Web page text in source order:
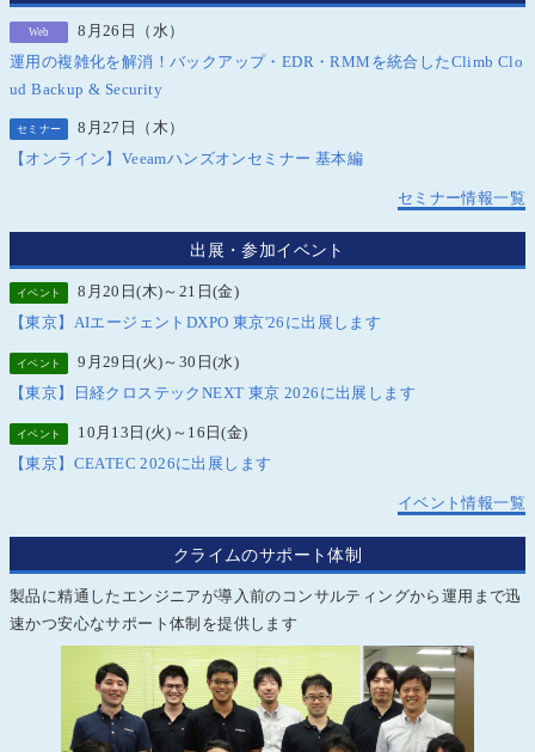
Web
8月26日（水）
運用の複雑化を解消！バックアップ・EDR・RMMを統合したClimb Clo
ud Backup & Security
セミナー
8月27日（木）
【オンライン】Veeamハンズオンセミナー 基本編
セミナー情報一覧
出展・参加イベント
イベント
8月20日(木)～21日(金)
【東京】AIエージェントDXPO 東京'26に出展します
イベント
9月29日(火)～30日(水)
【東京】日経クロステックNEXT 東京 2026に出展します
イベント
10月13日(火)～16日(金)
【東京】CEATEC 2026に出展します
イベント情報一覧
クライムのサポート体制
製品に精通したエンジニアが導入前のコンサルティングから運用まで迅
速かつ安心なサポート体制を提供します